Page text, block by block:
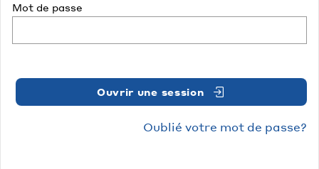
Mot de passe
Ouvrir une session
Oublié votre mot de passe?